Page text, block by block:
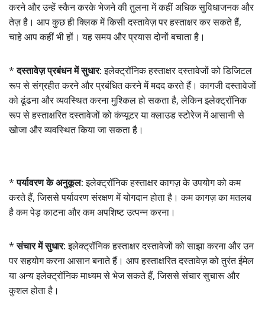
करने और उन्हें स्कैन करके भेजने की तुलना में कहीं अधिक सुविधाजनक और
तेज़ है। आप कुछ ही क्लिक में किसी दस्तावेज़ पर हस्ताक्षर कर सकते हैं,
चाहे आप कहीं भी हों। यह समय और प्रयास दोनों बचाता है।
*दस्तावेज़ प्रबंधन में सुधार:इलेक्ट्रॉनिक हस्ताक्षर दस्तावेजों को डिजिटल
रूप से संग्रहीत करने और प्रबंधित करने में मदद करते हैं। कागजी दस्तावेजों
को ढूंढना और व्यवस्थित करना मुश्किल हो सकता है, लेकिन इलेक्ट्रॉनिक
रूप से हस्ताक्षरित दस्तावेजों को कंप्यूटर या क्लाउड स्टोरेज में आसानी से
खोजा और व्यवस्थित किया जा सकता है।
*पर्यावरण के अनुकूल:इलेक्ट्रॉनिक हस्ताक्षर कागज़ के उपयोग को कम
करते हैं, जिससे पर्यावरण संरक्षण में योगदान होता है। कम कागज़ का मतलब
है कम पेड़ काटना और कम अपशिष्ट उत्पन्न करना।
*संचार में सुधार:इलेक्ट्रॉनिक हस्ताक्षर दस्तावेजों को साझा करना और उन
पर सहयोग करना आसान बनाते हैं। आप हस्ताक्षरित दस्तावेज़ को तुरंत ईमेल
या अन्य इलेक्ट्रॉनिक माध्यम से भेज सकते हैं, जिससे संचार सुचारू और
कुशल होता है।